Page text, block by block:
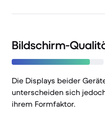
Bildschirm-
Die Displays beider
unterscheiden sich
ihrem Formfaktor.